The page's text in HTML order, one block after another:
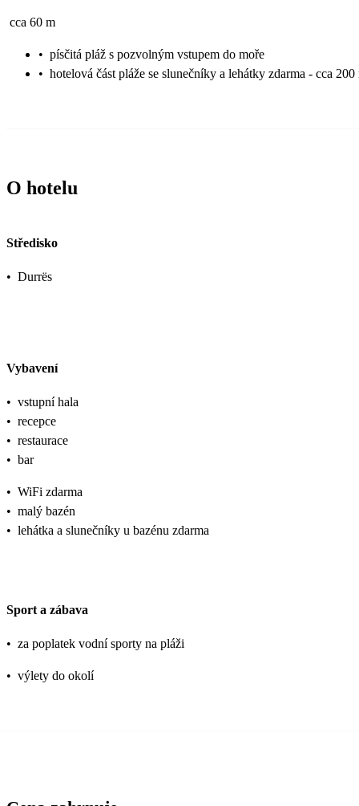
cca 60 m
• písčitá pláž s pozvolným vstupem do moře
• hotelová část pláže se slunečníky a lehátky zdarma - cca 200
O hotelu
Středisko
• Durrës
Vybavení
• vstupní hala
• recepce
• restaurace
• bar
• WiFi zdarma
• malý bazén
• lehátka a slunečníky u bazénu zdarma
Sport a zábava
• za poplatek vodní sporty na pláži
• výlety do okolí